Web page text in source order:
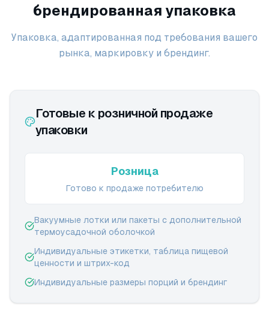
брендированная упаковка
Упаковка, адаптированная под требования вашего
рынка, маркировку и брендинг.
Готовые к розничной продаже
упаковки
Розница
Готово к продаже потребителю
Вакуумные лотки или пакеты с дополнительной
термоусадочной оболочкой
Индивидуальные этикетки, таблица пищевой
ценности и штрих-код
Индивидуальные размеры порций и брендинг